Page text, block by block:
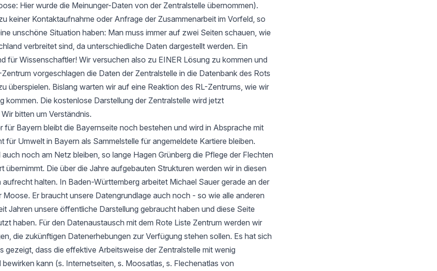
Hier wurde die Meinunger-Daten von der Zentralstelle übernommen).
keiner Kontaktaufnahme oder Anfrage der Zusammenarbeit im Vorfeld, so
unschöne Situation haben: Man muss immer auf zwei Seiten schauen, wie
verbreitet sind, da unterschiedliche Daten dargestellt werden. Ein
für Wissenschaftler! Wir versuchen also zu EINER Lösung zu kommen und
vorgeschlagen die Daten der Zentralstelle in die Datenbank des Rots
überspielen. Bislang warten wir auf eine Reaktion des RL-Zentrums, wie wir
kommen. Die kostenlose Darstellung der Zentralstelle wird jetzt
bitten um Verständnis.
für Bayern bleibt die Bayernseite noch bestehen und wird in Absprache mit
für Umwelt in Bayern als Sammelstelle für angemeldete Kartiere bleiben.
noch am Netz bleiben, so lange Hagen Grünberg die Pflege der Flechten
übernimmt. Die über die Jahre aufgebauten Strukturen werden wir in diesen
aufrecht halten. In Baden-Württemberg arbeitet Michael Sauer gerade an der
Moose. Er braucht unsere Datengrundlage auch noch - so wie alle anderen
Jahren unsere öffentliche Darstellung gebraucht haben und diese Seite
haben. Für den Datenaustausch mit dem Rote Liste Zentrum werden wir
die zukünftigen Datenerhebungen zur Verfügung stehen sollen. Es hat sich
gezeigt, dass die effektive Arbeitsweise der Zentralstelle mit wenig
bewirken kann (s. Internetseiten, s. Moosatlas, s. Flechenatlas von